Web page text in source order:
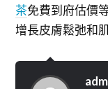
茶免費到府估價
增長皮膚鬆弛和